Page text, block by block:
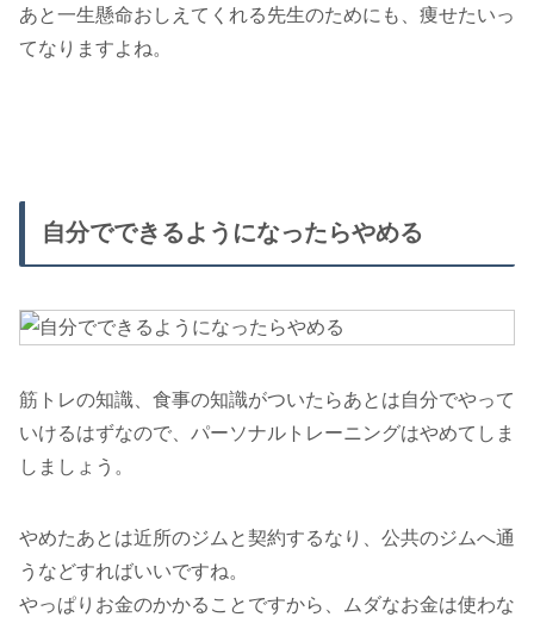
あと一生懸命おしえてくれる先生のためにも、痩せたいっ
てなりますよね。
自分でできるようになったらやめる
筋トレの知識、食事の知識がついたらあとは自分でやって
いけるはずなので、パーソナルトレーニングはやめてしま
しましょう。
やめたあとは近所のジムと契約するなり、公共のジムへ通
うなどすればいいですね。
やっぱりお金のかかることですから、ムダなお金は使わな